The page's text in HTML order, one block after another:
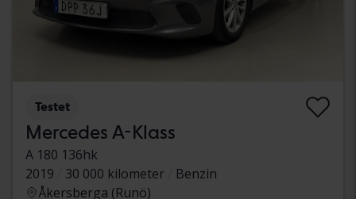
Testet
Mercedes A-Klass
A 180 136hk
2019
30 000 kilometer
Benzin
Åkersberga (Runö)